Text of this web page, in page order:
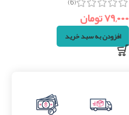
۷۹,۰۰۰تومان
افزودن به سبد خرید